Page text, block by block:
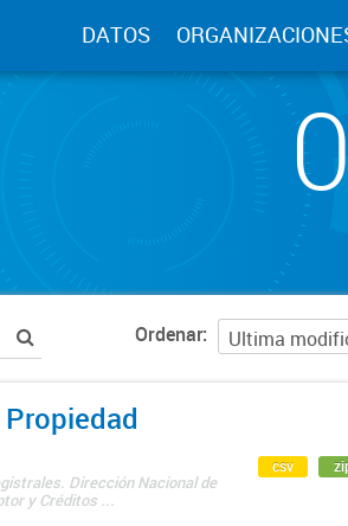
DATOS
Ordenar
Dirección Nacional de
y Créditos ...
csv